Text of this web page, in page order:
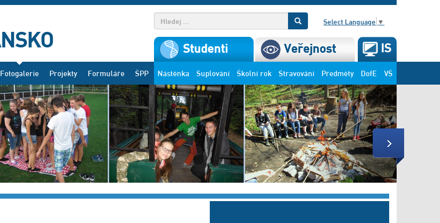
Select Language ▼
Studenti Veřejnost IS
Nástěnka Suplování Školní rok Stravování Předměty DofE VŠ
Fotogalerie Projekty Formuláře ŠPP
Next